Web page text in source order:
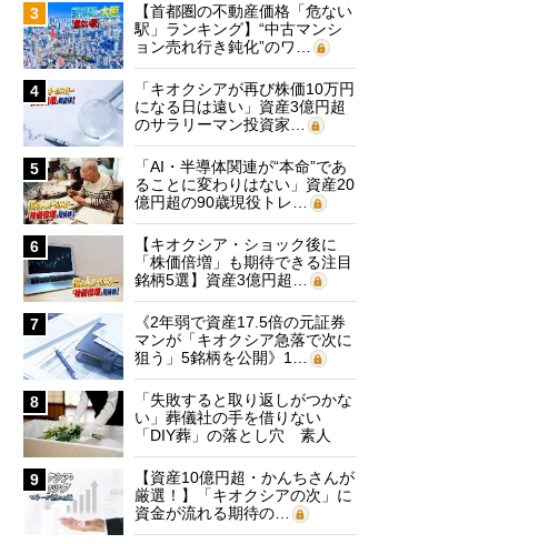
3
【首都圏の不動産価格「危ない
駅」ランキング】“中古マンシ
ョン売れ行き鈍化”のワ…
4
「キオクシアが再び株価10万円
になる日は遠い」資産3億円超
のサラリーマン投資家…
5
「AI・半導体関連が“本命”であ
ることに変わりはない」資産20
億円超の90歳現役トレ…
6
【キオクシア・ショック後に
「株価倍増」も期待できる注目
銘柄5選】資産3億円超…
7
《2年弱で資産17.5倍の元証券
マンが「キオクシア急落で次に
狙う」5銘柄を公開》1…
8
「失敗すると取り返しがつかな
い」葬儀社の手を借りない
「DIY葬」の落とし穴 素人
に…
9
【資産10億円超・かんちさんが
厳選！】「キオクシアの次」に
資金が流れる期待の…